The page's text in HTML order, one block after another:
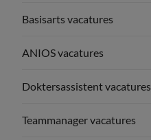
Basisarts vacatures
ANIOS vacatures
Doktersassistent vacatures
Teammanager vacatures